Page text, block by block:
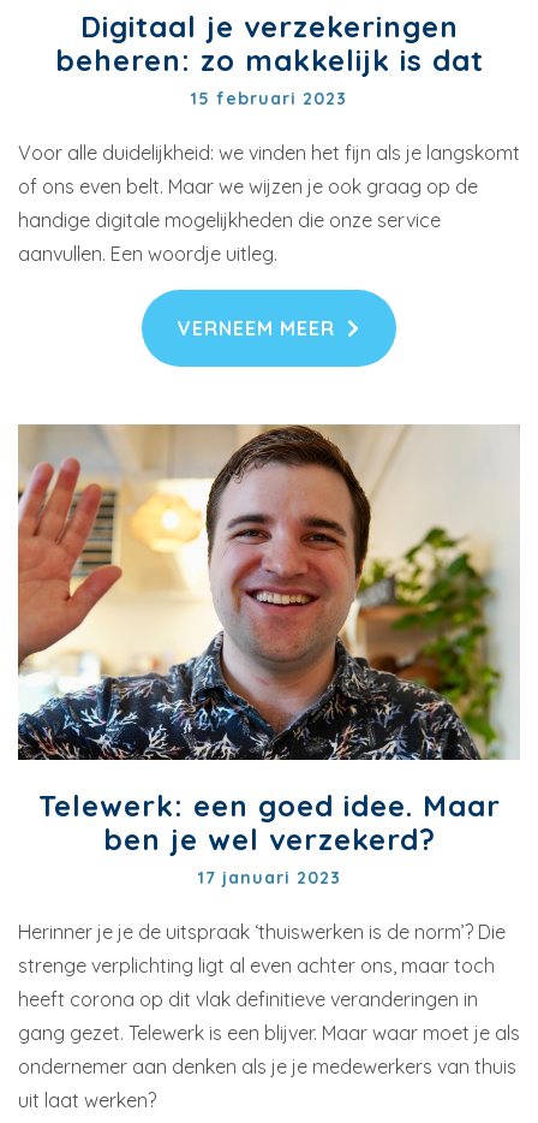
Digitaal je verzekeringen
beheren: zo makkelijk is dat
15 februari 2023
Voor alle duidelijkheid: we vinden het fijn als je langskomt
of ons even belt. Maar we wijzen je ook graag op de
handige digitale mogelijkheden die onze service
aanvullen. Een woordje uitleg.
VERNEEM MEER
Telewerk: een goed idee. Maar
ben je wel verzekerd?
17 januari 2023
Herinner je je de uitspraak ‘thuiswerken is de norm’? Die
strenge verplichting ligt al even achter ons, maar toch
heeft corona op dit vlak definitieve veranderingen in
gang gezet. Telewerk is een blijver. Maar waar moet je als
ondernemer aan denken als je je medewerkers van thuis
uit laat werken?